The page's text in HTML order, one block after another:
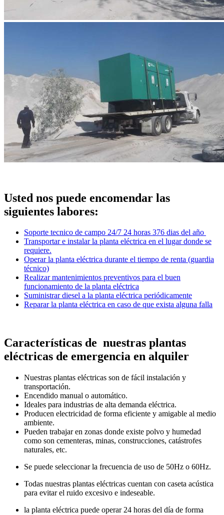
Usted nos puede encomendar las
siguientes labores:
Soporte tecnico de campo 24/7 24 horas 376 dias del año
Transportar e instalar la planta eléctrica en el lugar donde se
requiere.
Operar la planta eléctrica durante el tiempo de renta (guardia
técnico)
Realizar mantenimientos preventivos para el buen
funcionamiento de la planta eléctrica
Suministrar diesel a la planta eléctrica periódicamente
Reparar la planta eléctrica en caso de que exista alguna falla
Características de nuestras plantas
eléctricas de emergencia en alquiler
Nuestras plantas eléctricas son de fácil instalación y
transportación.
Encendido manual o automático.
Ideales para industrias de alta demanda eléctrica.
Producen electricidad de forma eficiente y amigable al medio
ambiente.
Pueden trabajar en zonas donde existe polvo y humedad
como son cementeras, minas, construcciones, catástrofes
naturales, etc.
Se puede seleccionar la frecuencia de uso de 50Hz o 60Hz.
Todas nuestras plantas eléctricas cuentan con caseta acústica
para evitar el ruido excesivo e indeseable.
la planta eléctrica puede operar 24 horas del día de forma